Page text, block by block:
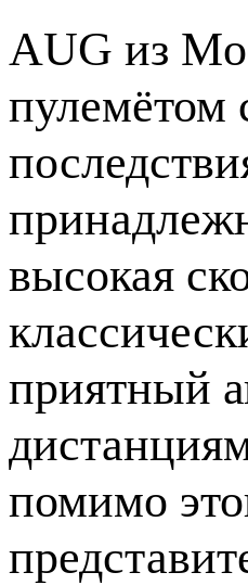
AUG из
пулемётом
высокая
приятный
помимо